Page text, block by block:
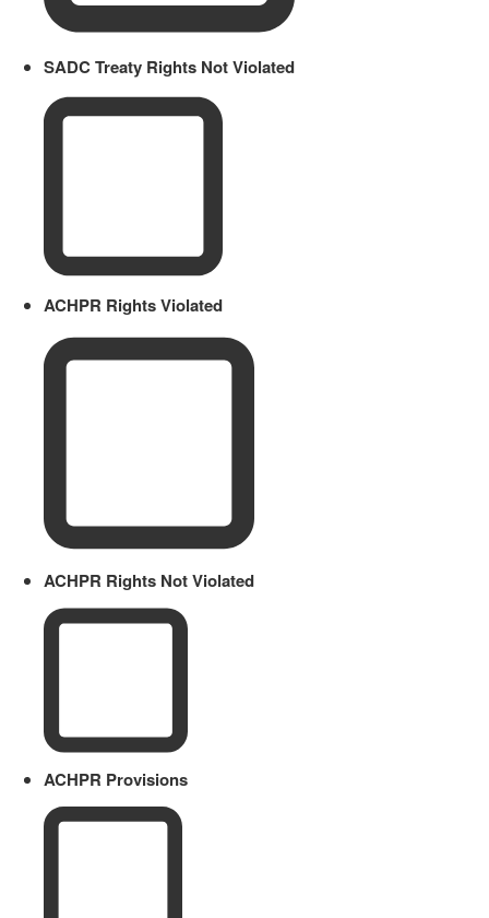
SADC Treaty Rights Not Violated
ACHPR Rights Violated
ACHPR Rights Not Violated
ACHPR Provisions